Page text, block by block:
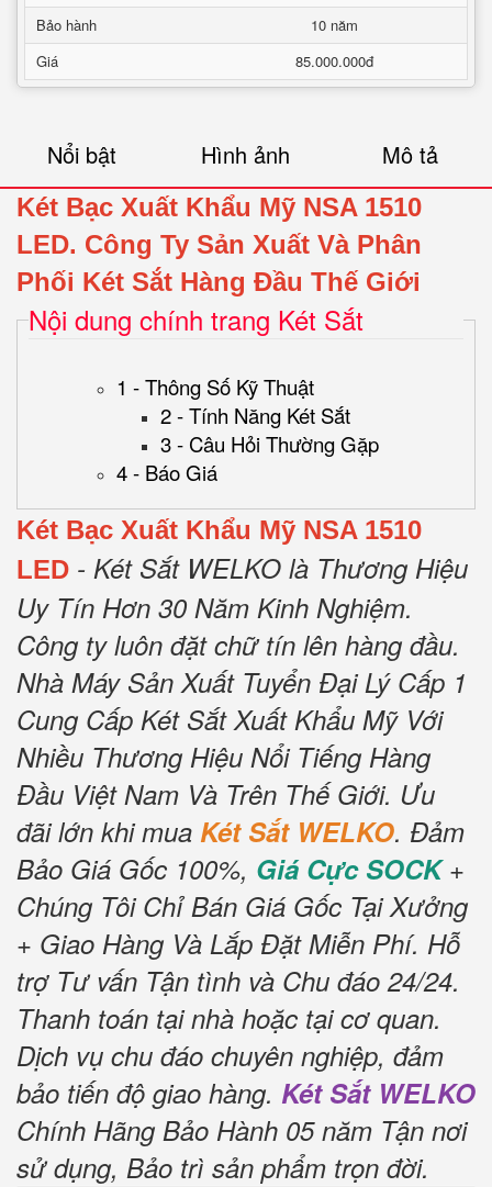
Bảo hành
10 năm
Giá
85.000.000đ
Nổi bật Hình ảnh Mô tả
Két Bạc Xuất Khẩu Mỹ NSA 1510
LED. Công Ty Sản Xuất Và Phân
Phối Két Sắt Hàng Đầu Thế Giới
Nội dung chính trang Két Sắt
1 - Thông Số Kỹ Thuật
2 - Tính Năng Két Sắt
3 - Câu Hỏi Thường Gặp
4 - Báo Giá
Két Bạc Xuất Khẩu Mỹ NSA 1510
LED - Két Sắt WELKO là Thương Hiệu
Uy Tín Hơn 30 Năm Kinh Nghiệm.
Công ty luôn đặt chữ tín lên hàng đầu.
Nhà Máy Sản Xuất Tuyển Đại Lý Cấp 1
Cung Cấp Két Sắt Xuất Khẩu Mỹ Với
Nhiều Thương Hiệu Nổi Tiếng Hàng
Đầu Việt Nam Và Trên Thế Giới. Ưu
đãi lớn khi mua Két Sắt WELKO. Đảm
Bảo Giá Gốc 100%, Giá Cực SOCK+
Chúng Tôi Chỉ Bán Giá Gốc Tại Xưởng
+ Giao Hàng Và Lắp Đặt Miễn Phí. Hỗ
trợ Tư vấn Tận tình và Chu đáo 24/24.
Thanh toán tại nhà hoặc tại cơ quan.
Dịch vụ chu đáo chuyên nghiệp, đảm
bảo tiến độ giao hàng. Két Sắt WELKO
Chính Hãng Bảo Hành 05 năm Tận nơi
sử dụng, Bảo trì sản phẩm trọn đời.